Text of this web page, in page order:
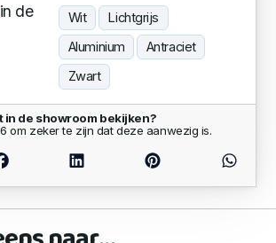
de
Wit
Lichtgrijs
Aluminium
Antraciet
Zwart
in de showroom bekijken?
om zeker te zijn dat deze aanwezig is.